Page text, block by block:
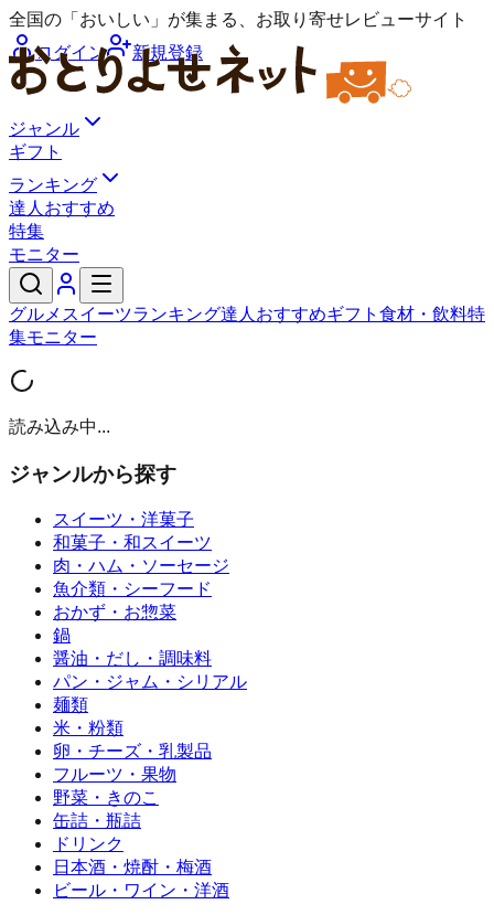
全国の「おいしい」が集まる、お取り寄せレビューサイト
ログイン
新規登録
ジャンル
ギフト
ランキング
達人おすすめ
特集
モニター
グルメ スイーツランキング達人おすすめギフト 食材・飲料特
集モニター
読み込み中...
ジャンルから探す
スイーツ・洋菓子
和菓子・和スイーツ
肉・ハム・ソーセージ
魚介類・シーフード
おかず・お惣菜
鍋
醤油・だし・調味料
パン・ジャム・シリアル
麺類
米・粉類
卵・チーズ・乳製品
フルーツ・果物
野菜・きのこ
缶詰・瓶詰
ドリンク
日本酒・焼酎・梅酒
ビール・ワイン・洋酒